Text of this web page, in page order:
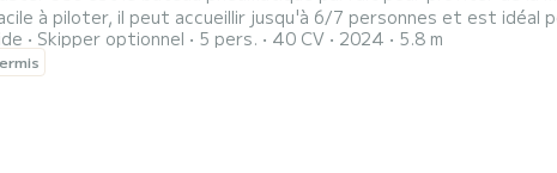
à piloter, il peut accueillir jusqu'à 6/7 personnes et est idéal
une journée inoubliable entre eaux cristallines, grottes marines
est situé à Giardini Naxos, dans un emplacement
Skipper optionnel 5 pers. 40 CV 2024 5.8 m